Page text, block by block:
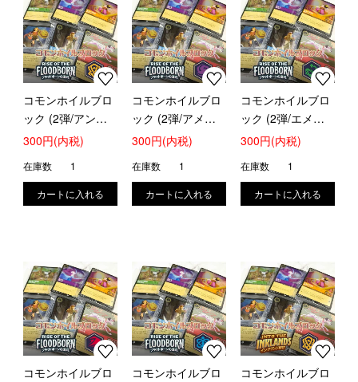
コモンホイルブロ
ック (2弾/アンバ
ー)
300円(内税)
在庫数 1
コモンホイルブロ
ック (2弾/アメジ
スト)
300円(内税)
在庫数 1
コモンホイルブロ
ック (2弾/エメラ
ルド)
300円(内税)
在庫数 1
コモンホイルブロ
コモンホイルブロ
コモンホイルブロ